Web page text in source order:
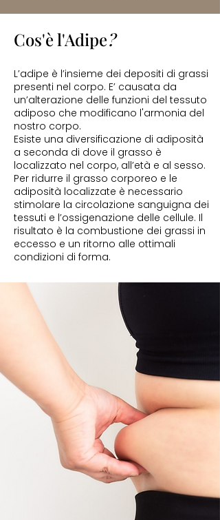
Cos'è l'Adipe?
L’adipe è l’insieme dei depositi di grassi
presenti nel corpo. E’ causata da
un’alterazione delle funzioni del tessuto
adiposo che modificano l'armonia del
nostro corpo.
Esiste una diversificazione di adiposità
a seconda di dove il grasso è
localizzato nel corpo, all’età e al sesso.
Per ridurre il grasso corporeo e le
adiposità localizzate è necessario
stimolare la circolazione sanguigna dei
tessuti e l’ossigenazione delle cellule. Il
risultato è la combustione dei grassi in
eccesso e un ritorno alle ottimali
condizioni di forma.